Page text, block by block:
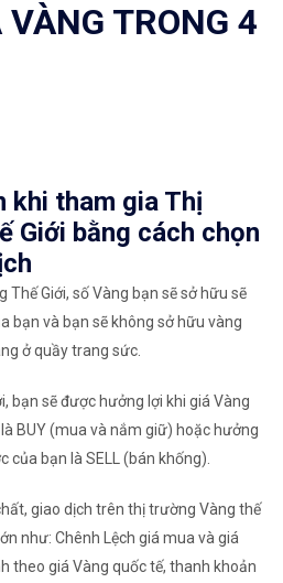
TRONG 4
khi tham gia Thị
Giới bằng cách chọn
Thế Giới, số Vàng bạn sẽ sở hữu sẽ
bạn và bạn sẽ không sở hữu vàng
ở quầy trang sức.
bạn sẽ được hưởng lợi khi giá Vàng
BUY (mua và nắm giữ) hoặc hưởng
của bạn là SELL (bán khống).
giao dịch trên thị trường Vàng thế
như: Chênh Lệch giá mua và giá
theo giá Vàng quốc tế, thanh khoản